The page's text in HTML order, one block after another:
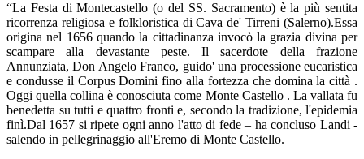
“La Festa di Montecastello (o del SS. Sacramento) è la più sentita
ricorrenza religiosa e folkloristica di Cava de' Tirreni (Salerno).Essa
origina nel 1656 quando la cittadinanza invocò la grazia divina per
scampare alla devastante peste. Il sacerdote della frazione
Annunziata, Don Angelo Franco, guido' una processione eucaristica
e condusse il Corpus Domini fino alla fortezza che domina la città .
Oggi quella collina è conosciuta come Monte Castello . La vallata fu
benedetta su tutti e quattro fronti e, secondo la tradizione, l'epidemia
finì.Dal 1657 si ripete ogni anno l'atto di fede – ha concluso Landi -
salendo in pellegrinaggio all'Eremo di Monte Castello.